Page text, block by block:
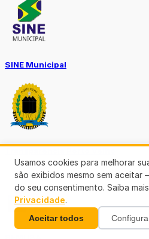
SINE Municipal
Usamos cookies para melhorar
são exibidos mesmo sem
do seu consentimento. Saiba
Privacidade.
Aceitar todos